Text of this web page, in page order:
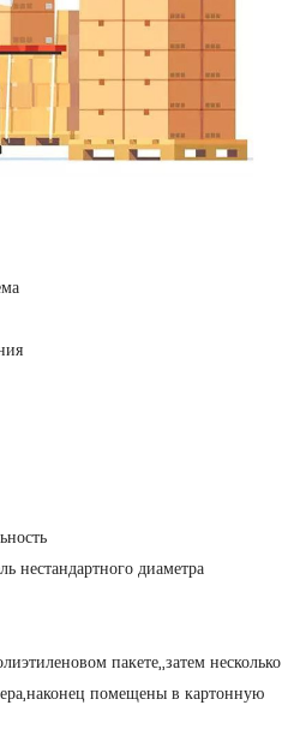
диаметра
пакете,,затем несколько
помещены в картонную